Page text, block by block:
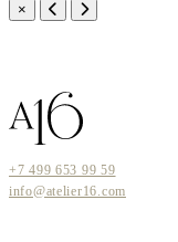
×
+7 499 653 99 59
info@atelier16.com